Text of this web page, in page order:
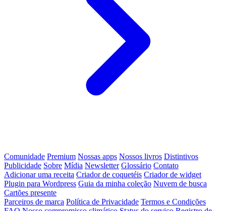
Comunidade Premium Nossas apps Nossos livros Distintivos
Publicidade Sobre Mídia Newsletter Glossário Contato
Adicionar uma receita Criador de coquetéis Criador de widget
Plugin para Wordpress Guia da minha coleção Nuvem de busca
Cartões presente
Parceiros de marca Política de Privacidade Termos e Condições